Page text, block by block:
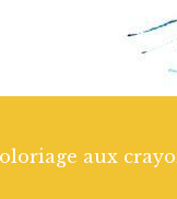
So Chou
Flowers.
complet